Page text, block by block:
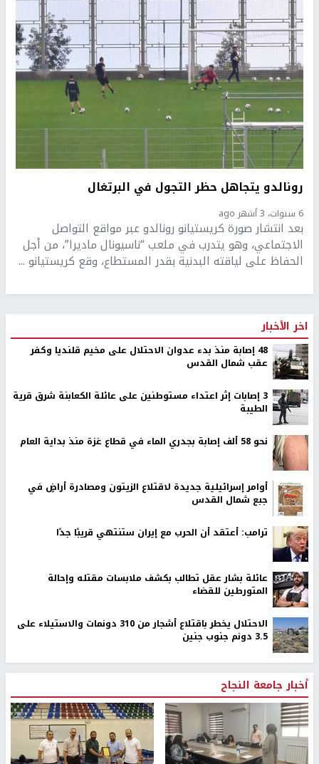
رونالدو يتجاهل حظر التجول في البرتغال
6 سنوات، 3 أشهر ago
بعد انتشار صورة كريستيانو رونالدو عبر مواقع التواصل
الاجتماعي، وهو يتدرب في ملعب “ناسيونال ماديرا”، من أجل
الحفاظ على لياقته البدنية بقدر المستطاع، وقع كريستيانو ...
اخر الأخبار
48 إصابة منذ بدء عدوان الاحتلال على مخيم قلنديا وكفر
عقب شمال القدس
‏3 إصابات إثر اعتداء مستوطنين على عائلة الكعابنة شرق قرية
الطيبة
نحو 58 ألف إصابة بجدري الماء في قطاع غزة منذ بداية العام
أوامر إسرائيلية جديدة لاقتلاع الزيتون ومصادرة أراضٍ في
جبع شمال القدس
ترامب: أعتقد أن الحرب مع إيران ستنتهي قريبًا جدًا
عائلة بشار عقل تطالب بكشف ملابسات مقتله وإحالة
المتورطين للقضاء
الاحتلال يخطر باقتلاع أشجار من 310 دونمات والاستيلاء على
3.5 دونم جنوب جنين
أخبار جامعة النجاح